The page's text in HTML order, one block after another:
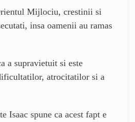
Mijlociu, crestinii si
insa oamenii au ramas
a supravietuit si este
atrocitatilor si a
Isaac spune ca acest fapt e